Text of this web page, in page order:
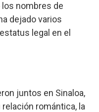
los nombres de
dejado varios
legal en el
juntos en Sinaloa,
romántica, la